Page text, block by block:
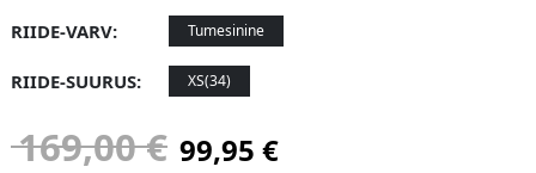
RIIDE-VARV Tumesinine
RIIDE-SUURUS XS(34)
169,00€ 99,95€